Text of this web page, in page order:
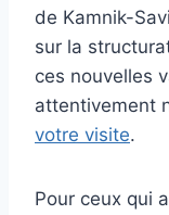
de Kamnik-
sur la
ces nouvelles
attentivement
votre visite.
Pour ceux qui